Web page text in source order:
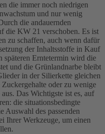
die immer noch niedrigen
und nur wenig
die andauernden
die KW 21 verschoben. Es ist
zu schaffen, auch wenn dafür
der Inhaltsstoffe in Kauf
späteren Erntetermin wird die
und die Grünlandnarbe bleibt
in der Silierkette gleichen
oder zu wenige
Das Wichtigste ist es, auf
die situationsbedingte
Auswahl des passenden
Werkzeuge, um einen